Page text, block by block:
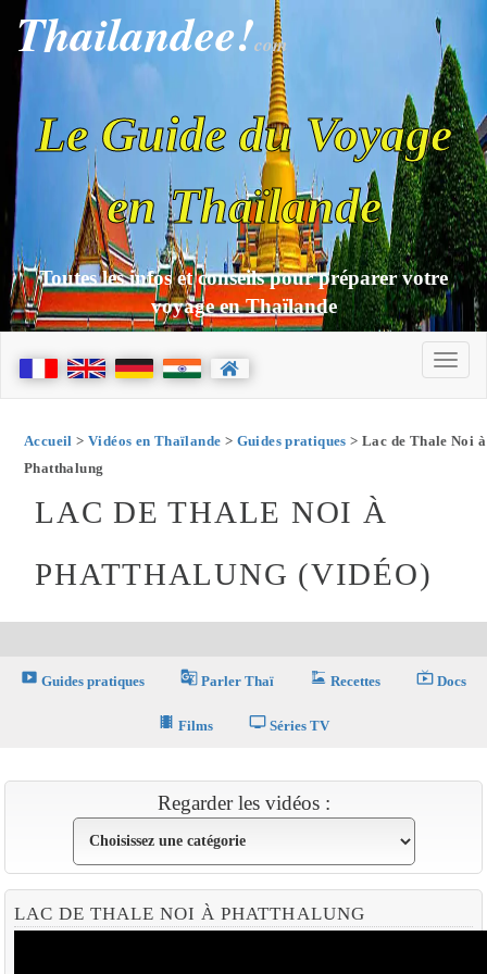
Thailandee!com
Le Guide du Voyage
en Thaïlande
Toutes les infos et conseils pour préparer votre
voyage en Thaïlande
Accueil > Vidéos en Thaïlande > Guides pratiques > Lac de Thale Noi à
Phatthalung
LAC DE THALE NOI À
PHATTHALUNG (VIDÉO)
smart_display Guides pratiques g_translate Parler Thaï dinner_dining Recettes live_tv Docs
theaters Films tv Séries TV
Regarder les vidéos :
LAC DE THALE NOI À PHATTHALUNG